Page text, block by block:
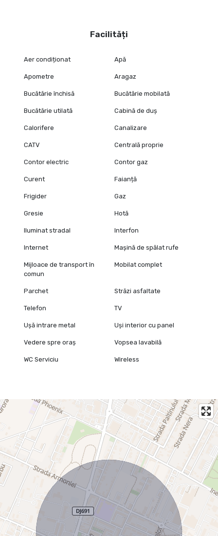
Facilități
Aer condiționat Apă
Apometre Aragaz
Bucătărie închisă Bucătărie mobilată
Bucătărie utilată Cabină de duș
Calorifere Canalizare
CATV Centrală proprie
Contor electric Contor gaz
Curent Faianță
Frigider Gaz
Gresie Hotă
Iluminat stradal Interfon
Internet Mașină de spălat rufe
Mijloace de transport în
comun
Mobilat complet
Parchet Străzi asfaltate
Telefon TV
Ușă intrare metal Uși interior cu panel
Vedere spre oraș Vopsea lavabilă
WC Serviciu Wireless